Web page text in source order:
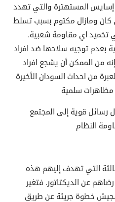
المستهترة والتي تهدد
كان ومازال مكتوم بسبب تسلط
تخميد اي مقاومة شعبية.
بعدم توجيه سلاحها ضد افراد
من الممكن أن يشجع افراد
من احداث السودان الأخيرة
رسائل قوية إلى المجتمع
التي تهدف إليهم هذه
عن الديكتاتور. فتغير
الجيش خطوة جريئة عن طريق